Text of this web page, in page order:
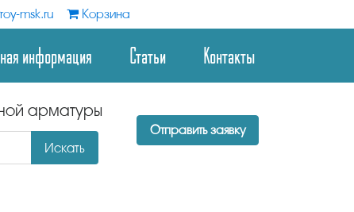
msk.ru Корзина
информация Статьи Контакты
арматуры
Искать
Отправить заявку